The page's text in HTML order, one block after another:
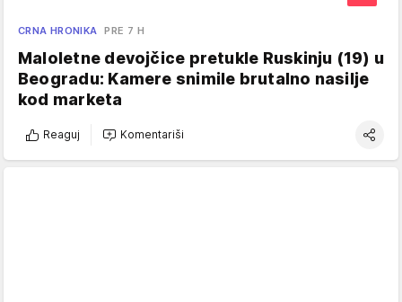
CRNA HRONIKA PRE 7 H
Maloletne devojčice pretukle Ruskinju (19) u
Beogradu: Kamere snimile brutalno nasilje
kod marketa
Reaguj Komentariši